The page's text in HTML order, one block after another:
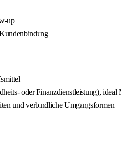
up
oder Finanzdienstleistung),
und verbindliche Umgangsformen